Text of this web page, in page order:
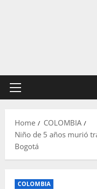
Primary
Home
COLOMBIA
Niño de 5 años murió
Bogotá
COLOMBIA